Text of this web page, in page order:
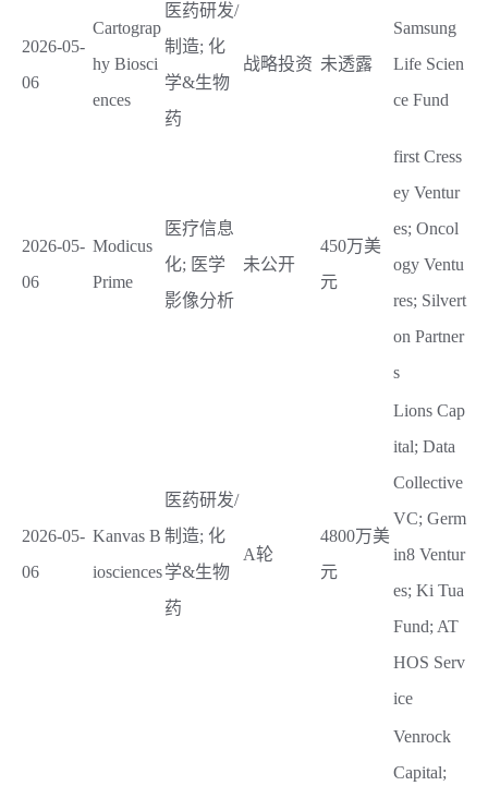
2026-05-
06
Cartograp
hy Biosci
ences
医药研发/
制造; 化
学&生物
药
战略投资 未透露
Samsung
Life Scien
ce Fund
2026-05-
06
Modicus
Prime
医疗信息
化; 医学
影像分析
未公开
450万美
元
first Cress
ey Ventur
es; Oncol
ogy Ventu
res; Silvert
on Partner
s
2026-05-
06
Kanvas B
iosciences
医药研发/
制造; 化
学&生物
药
A轮
4800万美
元
Lions Cap
ital; Data
Collective
VC; Germ
in8 Ventur
es; Ki Tua
Fund; AT
HOS Serv
ice
Venrock
Capital;